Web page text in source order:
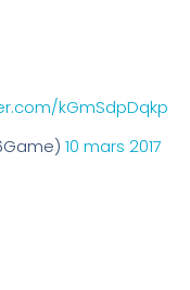
kGmSdpDqkp
10 mars 2017